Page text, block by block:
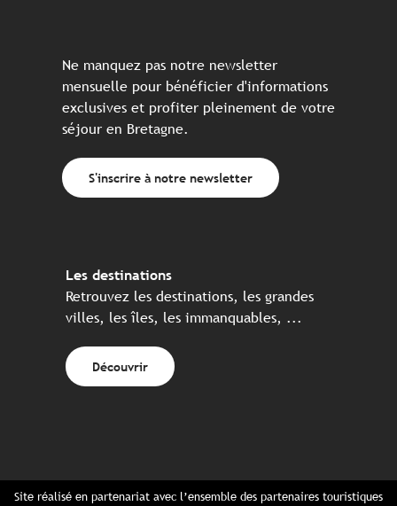
Ne manquez pas notre newsletter
mensuelle pour bénéficier d'informations
exclusives et profiter pleinement de votre
séjour en Bretagne.
S'inscrire à notre newsletter
Les destinations
Retrouvez les destinations, les grandes
villes, les îles, les immanquables, ...
Découvrir
Site réalisé en partenariat avec l’ensemble des partenaires touristiques